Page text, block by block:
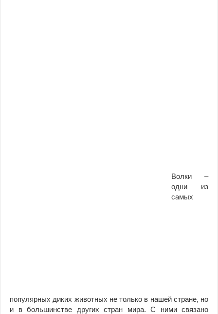
Волки –
одни из
самых
популярных диких животных не только в нашей стране, но
и в большинстве других стран мира. С ними связано